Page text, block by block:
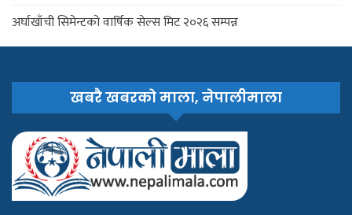
अर्घाखाँची सिमेन्टको वार्षिक सेल्स मिट २०२६ सम्पन्न
खबरै खबरको माला, नेपालीमाला